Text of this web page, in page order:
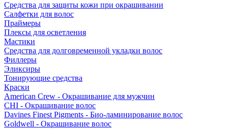
Средства для защиты кожи при окрашивании
Салфетки для волос
Праймеры
Плексы для осветления
Мастики
Средства для долговременной укладки волос
Филлеры
Эликсиры
Тонирующие средства
Краски
American Crew - Окрашивание для мужчин
CHI - Окрашивание волос
Davines Finest Pigments - Био-ламинирование волос
Goldwell - Окрашивание волос